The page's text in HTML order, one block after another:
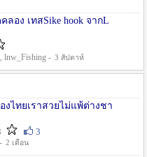
ลอง เทสSike hook จากL
, lnw_Fishing - 3 สัปดาห์
ไทยเราสวยไม่แพ้ต่างชา
3
2 เดือน